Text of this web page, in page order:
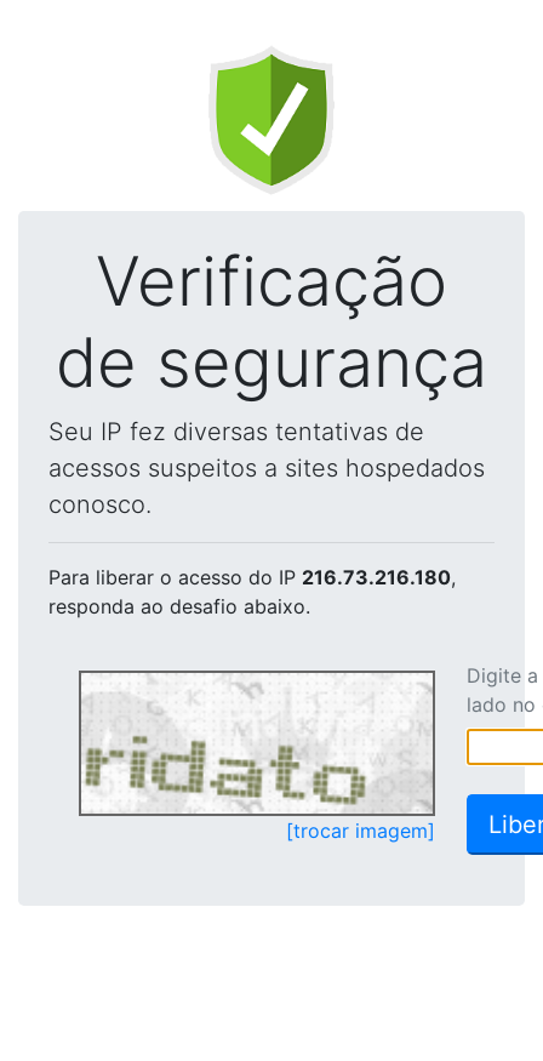
Verificação
de segurança
Seu IP fez diversas tentativas de
acessos suspeitos a sites hospedados
conosco.
Para liberar o acesso do IP 216.73.216.180,
responda ao desafio abaixo.
[trocar imagem]
Digite
lado no